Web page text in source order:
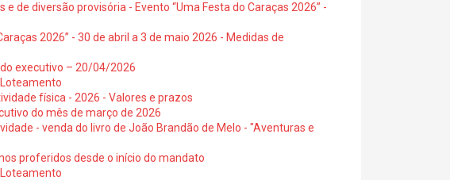
de diversão provisória - Evento “Uma Festa do Caraças 2026” -
2026” - 30 de abril a 3 de maio 2026 - Medidas de
executivo – 20/04/2026
física - 2026 - Valores e prazos
do mês de março de 2026
- venda do livro de João Brandão de Melo - "Aventuras e
proferidos desde o início do mandato